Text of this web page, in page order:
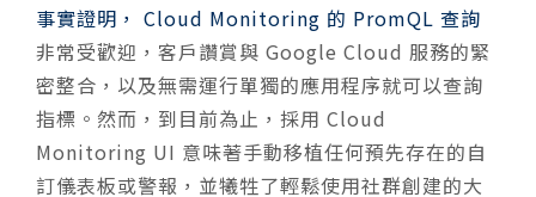
事實證明， Cloud Monitoring 的 PromQL 查詢
非常受歡迎，客戶讚賞與 Google Cloud 服務的緊
密整合，以及無需運行單獨的應用程序就可以查詢
指標。然而，到目前為止，採用 Cloud
Monitoring UI 意味著手動移植任何預先存在的自
訂儀表板或警報，並犧牲了輕鬆使用社群創建的大